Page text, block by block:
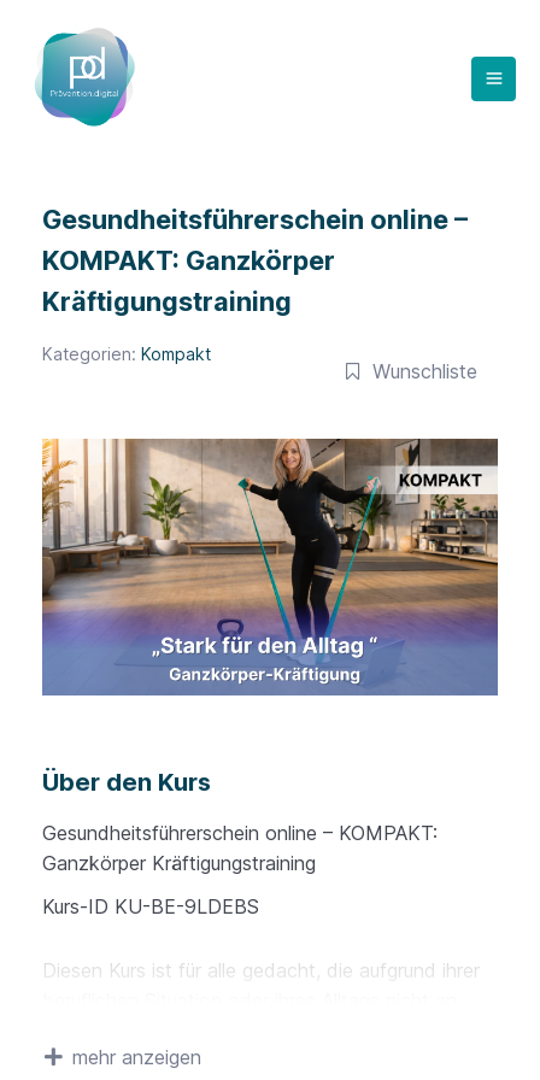
springen
Gesundheitsführerschein online –
KOMPAKT: Ganzkörper
Kräftigungstraining
Kategorien:Kompakt
Wunschliste
Über den Kurs
Gesundheitsführerschein online – KOMPAKT:
Ganzkörper Kräftigungstraining
Kurs-ID KU-BE-9LDEBS
Diesen Kurs ist für alle gedacht, die aufgrund ihrer
kannst diesen Kurs in 4 Tagen absolvieren und
mehr anzeigen